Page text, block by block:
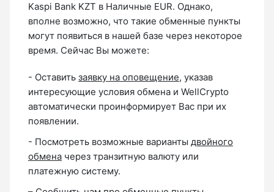
Kaspi Bank KZT в Наличные EUR. Однако,
вполне возможно, что такие обменные пункты
могут появиться в нашей базе через некоторое
время. Сейчас Вы можете:
- Оставить заявку на оповещение, указав
интересующие условия обмена и WellCrypto
автоматически проинформирует Вас при их
появлении.
- Посмотреть возможные варианты двойного
обмена через транзитную валюту или
платежную систему.